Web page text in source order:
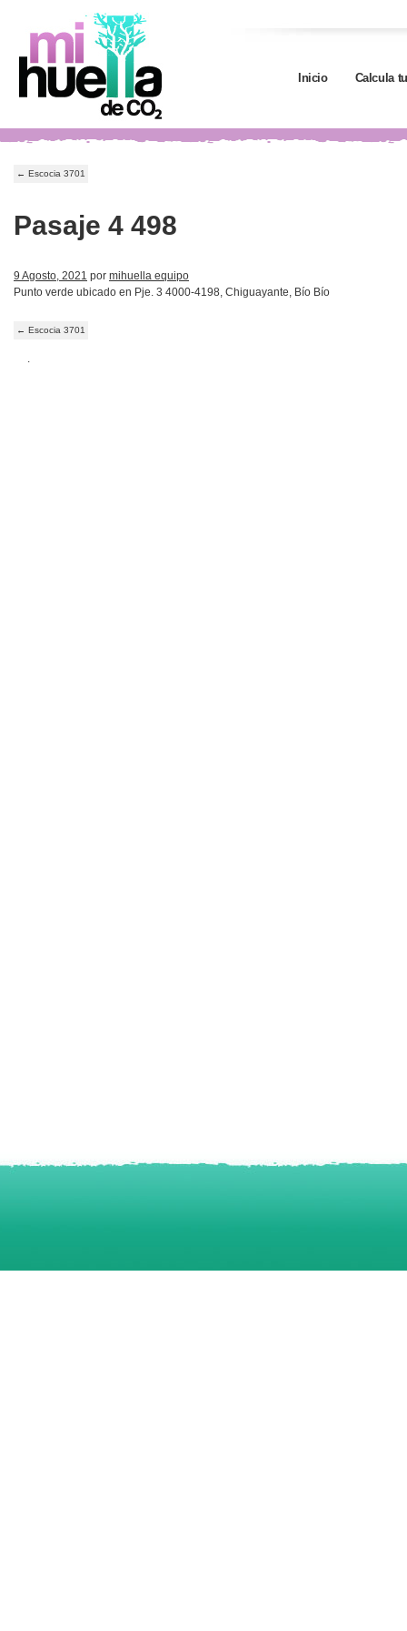
Inicio Calcula
← Escocia 3701
Pasaje 4 498
9 Agosto, 2021 por mihuella equipo
Punto verde ubicado en Pje. 3 4000-4198, Chiguayante, Bío Bío
← Escocia 3701
.